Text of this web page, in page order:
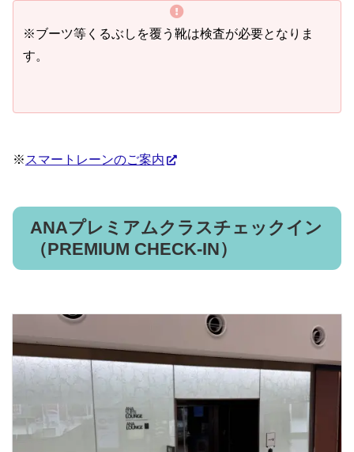
※ブーツ等くるぶしを覆う靴は検査が必要となりま
す。
※ スマートレーンのご案内
ANAプレミアムクラスチェックイン
（PREMIUM CHECK-IN）